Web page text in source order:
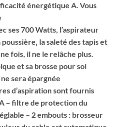
énergétique A. Vous
ses 700 Watts, l’aspirateur
poussière, la saleté des tapis et
fois, il ne le relâche plus.
et sa brosse pour sol
sera épargnée
d’aspiration sont fournis
– filtre de protection du
– 2 embouts : brosseur